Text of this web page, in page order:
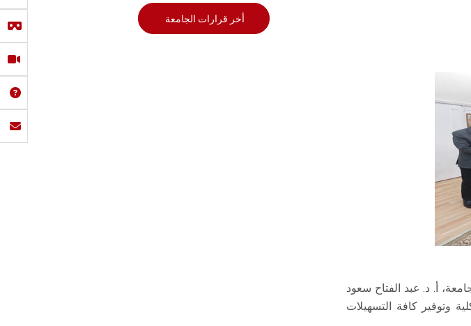
أ. د. عبد الفتاح سعود
وتوفير كافة التسهيلات
أخر قرارات الجامعة